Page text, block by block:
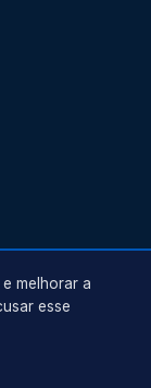
melhorar a
esse